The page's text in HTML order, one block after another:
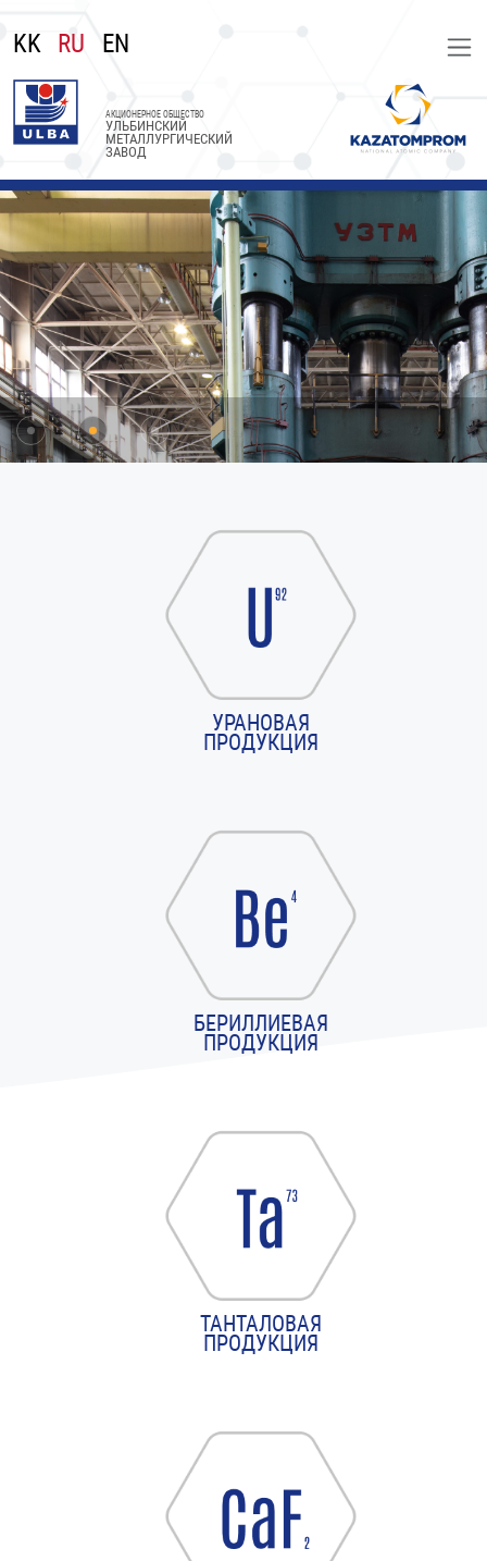
KK RU EN
УЛЬБИНСКИЙ
МЕТАЛЛУРГИЧЕСКИЙ
ЗАВОД
АКЦИОНЕРНОЕ ОБЩЕСТВО
УРАНОВАЯ
ПРОДУКЦИЯ
БЕРИЛЛИЕВАЯ
ПРОДУКЦИЯ
ТАНТАЛОВАЯ
ПРОДУКЦИЯ